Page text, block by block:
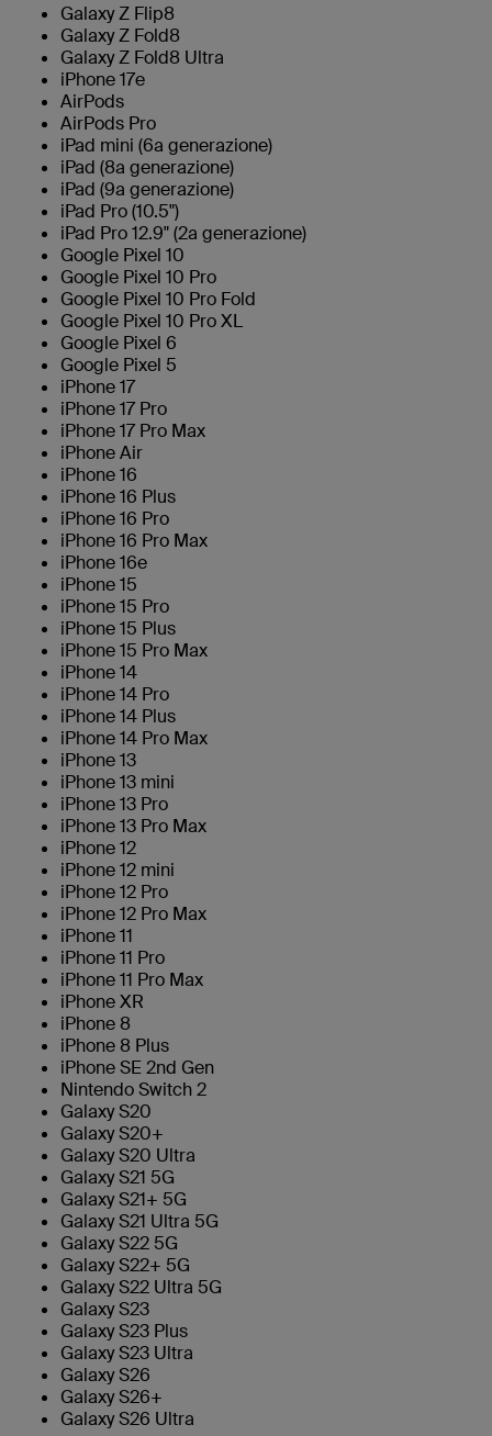
Galaxy Z Flip8
Galaxy Z Fold8
Galaxy Z Fold8 Ultra
iPhone 17e
AirPods
AirPods Pro
iPad mini (6a generazione)
iPad (8a generazione)
iPad (9a generazione)
iPad Pro (10.5")
iPad Pro 12.9" (2a generazione)
Google Pixel 10
Google Pixel 10 Pro
Google Pixel 10 Pro Fold
Google Pixel 10 Pro XL
Google Pixel 6
Google Pixel 5
iPhone 17
iPhone 17 Pro
iPhone 17 Pro Max
iPhone Air
iPhone 16
iPhone 16 Plus
iPhone 16 Pro
iPhone 16 Pro Max
iPhone 16e
iPhone 15
iPhone 15 Pro
iPhone 15 Plus
iPhone 15 Pro Max
iPhone 14
iPhone 14 Pro
iPhone 14 Plus
iPhone 14 Pro Max
iPhone 13
iPhone 13 mini
iPhone 13 Pro
iPhone 13 Pro Max
iPhone 12
iPhone 12 mini
iPhone 12 Pro
iPhone 12 Pro Max
iPhone 11
iPhone 11 Pro
iPhone 11 Pro Max
iPhone XR
iPhone 8
iPhone 8 Plus
iPhone SE 2nd Gen
Nintendo Switch 2
Galaxy S20
Galaxy S20+
Galaxy S20 Ultra
Galaxy S21 5G
Galaxy S21+ 5G
Galaxy S21 Ultra 5G
Galaxy S22 5G
Galaxy S22+ 5G
Galaxy S22 Ultra 5G
Galaxy S23
Galaxy S23 Plus
Galaxy S23 Ultra
Galaxy S26
Galaxy S26+
Galaxy S26 Ultra